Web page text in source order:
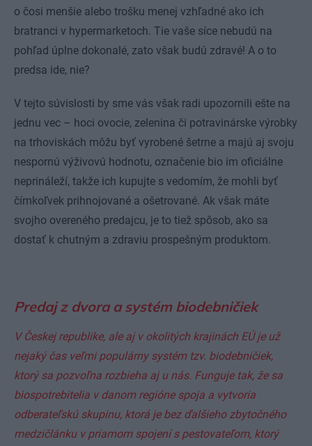
o čosi menšie alebo trošku menej vzhľadné ako ich
bratranci v hypermarketoch. Tie vaše síce nebudú na
pohľad úplne dokonalé, zato však budú zdravé! A o to
predsa ide, nie?
V tejto súvislosti by sme vás však radi upozornili ešte na
jednu vec – hoci ovocie, zelenina či potravinárske výrobky
na trhoviskách môžu byť vyrobené šetrne a majú aj svoju
nespornú výživovú hodnotu, označenie bio im oficiálne
neprináleží, takže ich kupujte s vedomím, že mohli byť
čímkoľvek prihnojované a ošetrované. Ak však máte
svojho overeného predajcu, je to tiež spôsob, ako sa
dostať k chutným a zdraviu prospešným produktom.
Predaj z dvora a systém biodebničiek
V Českej republike, ale aj v okolitých krajinách EÚ je už
nejaký čas veľmi populárny systém tzv. bio­debničiek,
ktorý sa pozvoľna rozbieha aj u nás. Funguje tak, že sa
biospotrebitelia v danom regióne spoja a vytvoria
odberateľskú skupinu, ktorá je bez ďalšieho zbytočného
medzičlánku v priamom spojení s pestovateľom, ktorý